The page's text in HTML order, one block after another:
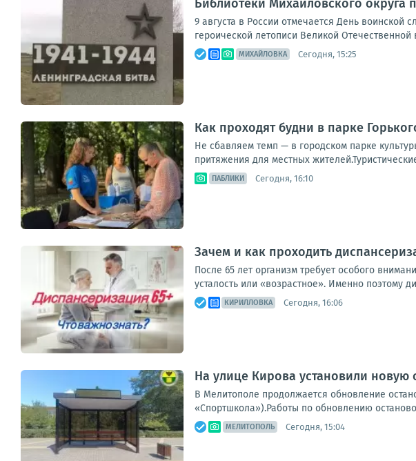
Библиотеки Михайловского округа
9 августа в России отмечается День воинской
героической летописи Великой
МИХАЙЛОВКА Сегодня, 15:25
Как проходят будни в парке
Не сбавляем темп — в городском парке
притяжения для местных
ПАБЛИКИ Сегодня, 16:10
Зачем и как проходить
После 65 лет организм требует особого
усталость или «возрастное». Именно поэтому
КИРИЛЛОВКА Сегодня, 16:06
На улице Кирова установили новую
В Мелитополе продолжается обновление
«Спортшкола»).Работы по обновлению
МЕЛИТОПОЛЬ Сегодня, 15:04